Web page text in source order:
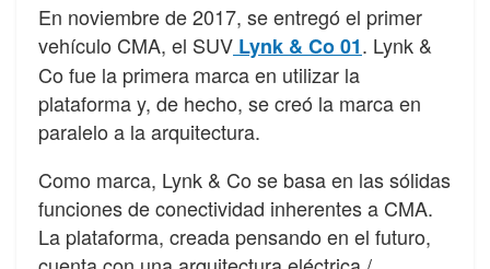
En noviembre de 2017, se entregó el primer
vehículo CMA, el SUV Lynk & Co 01. Lynk &
Co fue la primera marca en utilizar la
plataforma y, de hecho, se creó la marca en
paralelo a la arquitectura.
Como marca, Lynk & Co se basa en las sólidas
funciones de conectividad inherentes a CMA.
La plataforma, creada pensando en el futuro,